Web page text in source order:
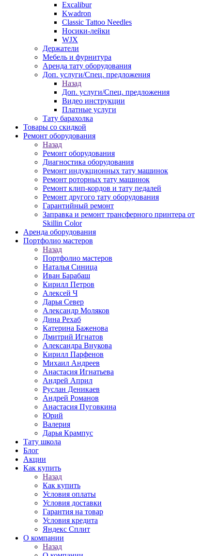
Excalibur
Kwadron
Classic Tattoo Needles
Носики-лейки
WJX
Держатели
Мебель и фурнитура
Аренда тату оборудования
Доп. услуги/Спец. предложения
Назад
Доп. услуги/Спец. предложения
Видео инструкции
Платные услуги
Тату барахолка
Товары со скидкой
Ремонт оборудования
Назад
Ремонт оборудования
Диагностика оборудования
Ремонт индукционных тату машинок
Ремонт роторных тату машинок
Ремонт клип-кордов и тату педалей
Ремонт другого тату оборудования
Гарантийный ремонт
Заправка и ремонт трансферного принтера от
Skillin Color
Аренда оборудования
Портфолио мастеров
Назад
Портфолио мастеров
Наталья Синица
Иван Барабаш
Кирилл Петров
Алексей Ч
Дарья Север
Александр Моляков
Дина Рехаб
Катерина Баженова
Дмитрий Игнатов
Александра Внукова
Кирилл Парфенов
Михаил Андреев
Анастасия Игнатьева
Андрей Април
Руслан Деникаев
Андрей Романов
Анастасия Пуговкина
Юрий
Валерия
Дарья Крампус
Тату школа
Блог
Акции
Как купить
Назад
Как купить
Условия оплаты
Условия доставки
Гарантия на товар
Условия кредита
Яндекс Сплит
О компании
Назад